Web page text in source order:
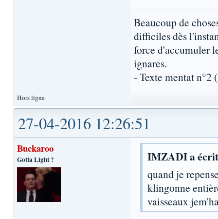
Beaucoup de
difficiles dès
force d'accumuler
ignares.
- Texte mentat n°2
Hors ligne
27-04-2016 12:26:51
Buckaroo
Gotta Light ? IMZADI a
quand je
klingonne
vaisseaux